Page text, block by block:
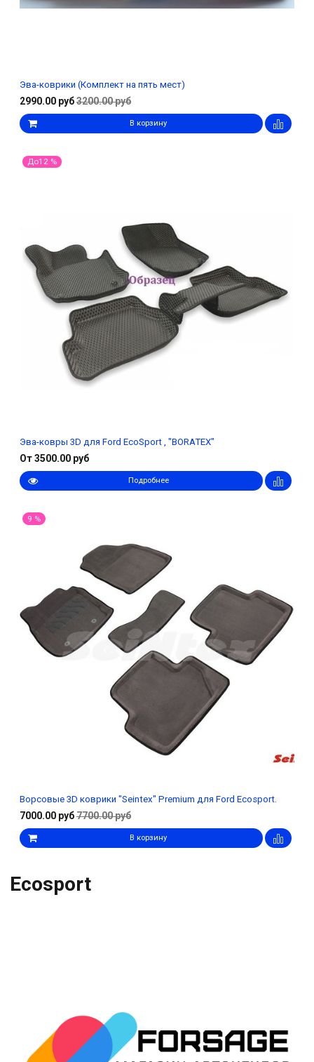
Эва-коврики (Комплект на пять мест)
2990.00 руб3200.00 руб
В корзину
До12 %
Эва-ковры 3D для Ford EcoSport , "BORATEX"
От 3500.00 руб
Подробнее
9 %
Ворсовые 3D коврики "Seintex" Premium для Ford Ecosport.
7000.00 руб7700.00 руб
В корзину
Ecosport